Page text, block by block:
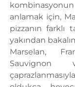
anlamak için,
pizzanın farklı
yakından
Marselan,
Sauvignon